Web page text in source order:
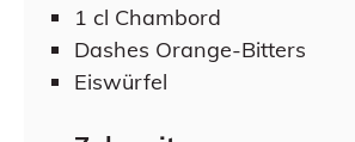
1 cl Chambord
Dashes Orange-Bitters
Eiswürfel